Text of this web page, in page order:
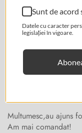
Elena G.S.
Delicioase!
Multumesc,au ajuns
Am mai comandat!
Sunt de
Datele cu caracter
legislației în vigoare.